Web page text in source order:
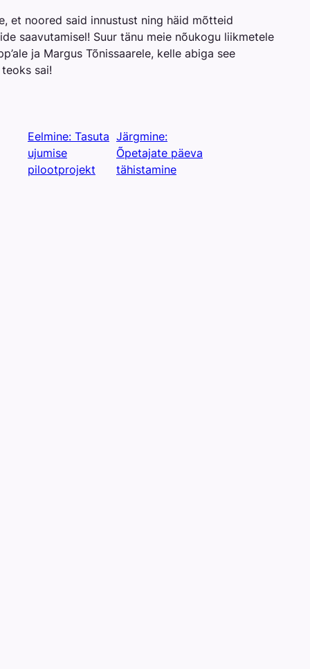
et noored said innustust ning häid mõtteid
saavutamisel! Suur tänu meie nõukogu liikmetele
ja Margus Tõnissaarele, kelle abiga see
sai!
Eelmine: Tasuta
ujumise
pilootprojekt
Järgmine:
Õpetajate päeva
tähistamine